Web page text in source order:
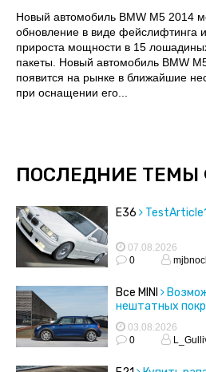
Новый автомобиль BMW M5 2014
обновление в виде фейслифтинга
прироста мощности в 15
пакеты. Новый автомобиль BMW
появится на рынке в ближайшие
при оснащении его...
ПОСЛЕДНИЕ ТЕМЫ
E36
07.08.2026
0
Все MINI
нештатных
03.08.2026
0